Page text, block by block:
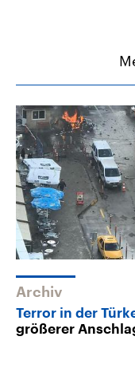
Archiv
Terror in der
größerer